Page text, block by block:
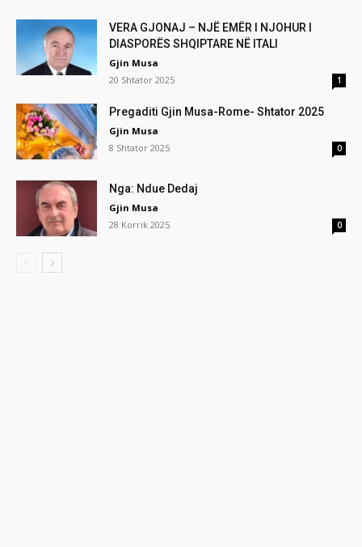
VERA GJONAJ – NJË EMËR I NJOHUR I
DIASPORËS SHQIPTARE NË ITALI
Gjin Musa
20 Shtator 2025
1
Pregaditi Gjin Musa-Rome- Shtator 2025
Gjin Musa
8 Shtator 2025
0
Nga: Ndue Dedaj
Gjin Musa
28 Korrik 2025
0